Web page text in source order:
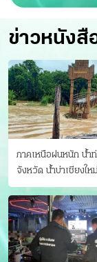
ผ่านการตีความ
สิ่งของ เปิดตัวด้ว
เพลงเนื้อหาสุดโ
เราทำ พร้อมโก
ทัวร์ญี่ปุ่นในลำดับ
ข่าวหนัง
ภาคเหนือฝนหนัก น้ำ
จังหวัด นํ้าบ่าเชียงให
แม่ฮ่องสอน ซัดสะพา